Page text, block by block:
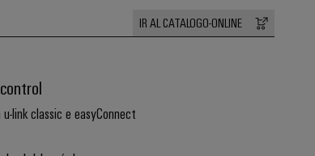
IR AL CATALOGO-ONLINE
link classic e easyConnect